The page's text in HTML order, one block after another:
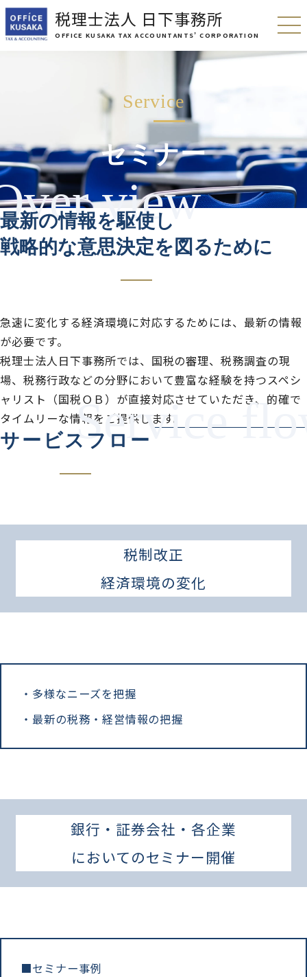
税理士法人 日下事務所
OFFICE KUSAKA TAX ACCOUNTANTS’ CORPORATION
セミナー
最新の情報を駆使し
戦略的な意思決定を図るために
急速に変化する経済環境に対応するためには、最新の情報
が必要です。
税理士法人日下事務所では、国税の審理、税務調査の現
場、税務行政などの分野において豊富な経験を持つスペシ
ャリスト（国税ＯＢ）が直接対応させていただき、的確で
タイムリーな情報をご提供します。
サービスフロー
税制改正
経済環境の変化
多様なニーズを把握
最新の税務・経営情報の把握
銀行・証券会社・各企業
においてのセミナー開催
セミナー事例